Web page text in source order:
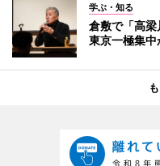
学ぶ・知る
倉敷で「高
東京一極集